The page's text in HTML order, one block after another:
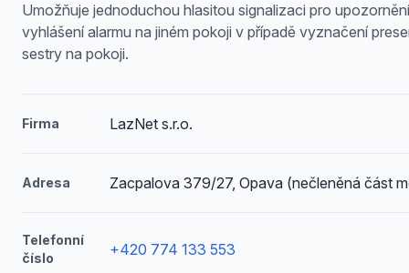
Umožňuje jednoduchou hlasitou signalizaci pro upozornění
vyhlášení alarmu na jiném pokoji v případě vyznačení
sestry na pokoji.
Firma LazNet s.r.o.
Adresa Zacpalova 379/27, Opava (nečleněná část
Telefonní
číslo
+420 774 133 553